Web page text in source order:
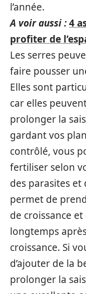
l’année.
A voir aussi :4
profiter de
Les serres
faire pousser
Elles sont
car elles
prolonger la
gardant vos
contrôlé, vous
fertiliser selon
des parasites et
permet de
de croissance
longtemps
croissance. Si
d’ajouter de la
prolonger la